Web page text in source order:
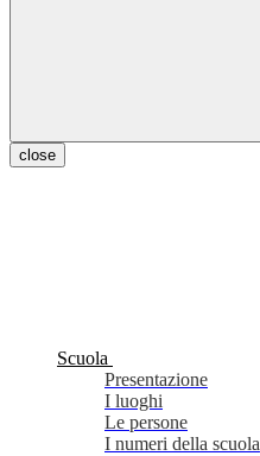
close
Scuola
Presentazione
I luoghi
Le persone
I numeri della scuola